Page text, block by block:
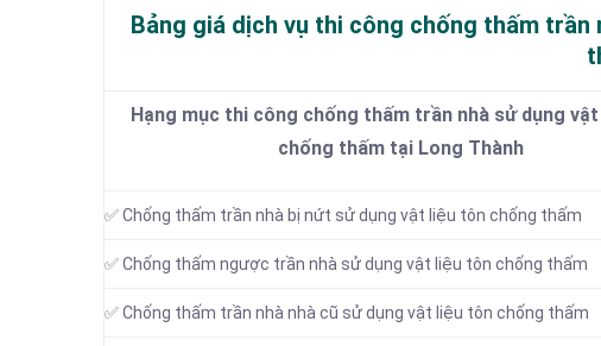
Bảng giá dịch vụ thi công chống thấm
Hạng mục thi công chống thấm trần nhà sử dụng
chống thấm tại Long Thành
✅ Chống thấm trần nhà bị nứt sử dụng vật liệu tôn chống thấm
✅ Chống thấm ngược trần nhà sử dụng vật liệu tôn chống thấm
✅ Chống thấm trần nhà nhà cũ sử dụng vật liệu tôn chống thấm